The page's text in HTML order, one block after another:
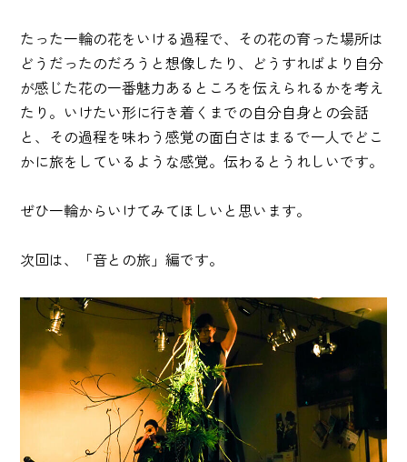
たった一輪の花をいける過程で、その花の育った場所は
どうだったのだろうと想像したり、どうすればより自分
が感じた花の一番魅力あるところを伝えられるかを考え
たり。いけたい形に行き着くまでの自分自身との会話
と、その過程を味わう感覚の面白さはまるで一人でどこ
かに旅をしているような感覚。伝わるとうれしいです。
ぜひ一輪からいけてみてほしいと思います。
次回は、「音との旅」編です。